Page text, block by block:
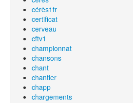
cérès1fr
certificat
cerveau
cftv1
championnat
chansons
chant
chantier
chapp
chargements